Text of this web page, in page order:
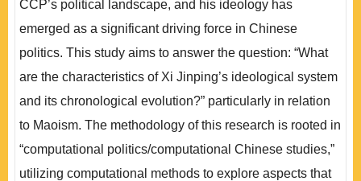
CCP’s political landscape, and his ideology has
emerged as a significant driving force in Chinese
politics. This study aims to answer the question: “What
are the characteristics of Xi Jinping’s ideological system
and its chronological evolution?” particularly in relation
to Maoism. The methodology of this research is rooted in
“computational politics/computational Chinese studies,”
utilizing computational methods to explore aspects that